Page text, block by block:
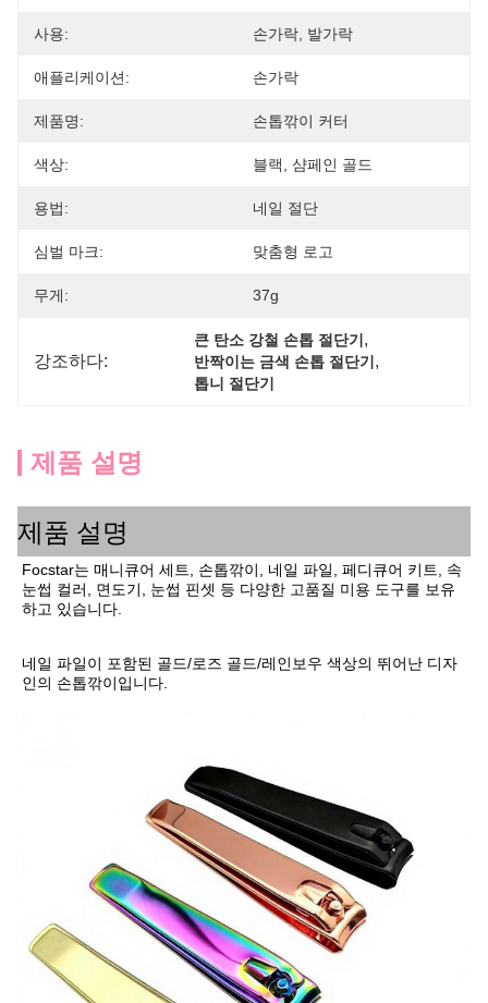
사용: 손가락, 발가락
애플리케이션: 손가락
제품명: 손톱깎이 커터
색상: 블랙, 샴페인 골드
용법: 네일 절단
심벌 마크: 맞춤형 로고
무게: 37g
강조하다:
큰 탄소 강철 손톱 절단기 ,
반짝이는 금색 손톱 절단기 ,
톱니 절단기
제품 설명
제품 설명
Focstar는 매니큐어 세트, 손톱깎이, 네일 파일, 페디큐어 키트, 속
눈썹 컬러, 면도기, 눈썹 핀셋 등 다양한 고품질 미용 도구를 보유
하고 있습니다.
네일 파일이 포함된 골드/로즈 골드/레인보우 색상의 뛰어난 디자
인의 손톱깎이입니다.